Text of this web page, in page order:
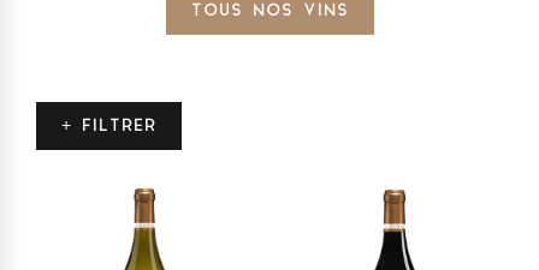
TOUS NOS VINS
+ FILTRER